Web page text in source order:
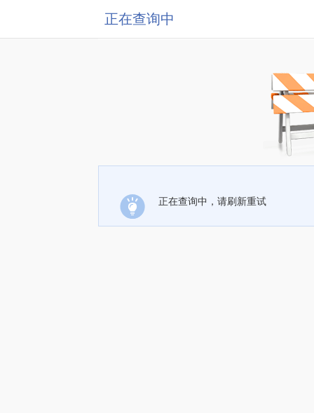
正在查询中
正在查询中，请刷新重试